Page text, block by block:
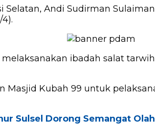
Selatan, Andi Sudirman
ibadah salat
Kubah 99 untuk
Sulsel Dorong Semangat